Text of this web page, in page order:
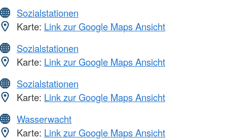
Sozialstationen
Karte: Link zur Google Maps Ansicht
Sozialstationen
Karte: Link zur Google Maps Ansicht
Sozialstationen
Karte: Link zur Google Maps Ansicht
Wasserwacht
Karte: Link zur Google Maps Ansicht